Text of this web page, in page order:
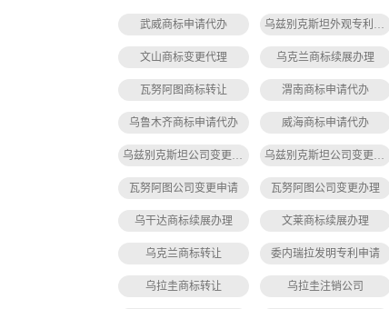
武威商标申请代办 乌兹别克斯坦外观专利申请
文山商标变更代理 乌克兰商标续展办理
瓦努阿图商标转让 渭南商标申请代办
乌鲁木齐商标申请代办 威海商标申请代办
乌兹别克斯坦公司变更申请 乌兹别克斯坦公司变更办理
瓦努阿图公司变更申请 瓦努阿图公司变更办理
乌干达商标续展办理 文莱商标续展办理
乌克兰商标转让 委内瑞拉发明专利申请
乌拉圭商标转让 乌拉圭注销公司